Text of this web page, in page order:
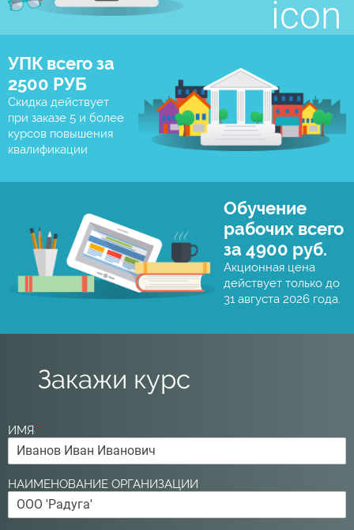
УПК всего за
2500 РУБ
Скидка действует
при заказе 5 и более
курсов повышения
квалификации
Обучение
рабочих всего
за 4900 руб.
Акционная цена
действует только до
31 августа 2026 года.
Закажи курс
ИМЯ *
НАИМЕНОВАНИЕ ОРГАНИЗАЦИИ